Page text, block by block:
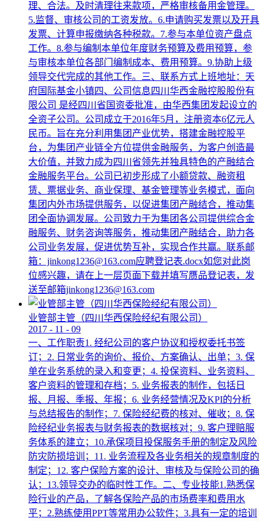
理、合法。及时清理往来款项，严格审核备用金管理。
5.监督、审核公司的工资发放。6.申请购买发票以及开具
发票、计算申报缴纳各种税款。7.参与本单位资产盘点
工作。8.参与编制本单位年度财务预算及费用预算，参
与审核本单位各部门编制成本、费用预算。9.协助上级
领导交代完成的其他工作。三、联系方式上班地址：天
府国际基金小镇四、公司信息四川华西金融控股股份有
限公司 是经四川省国资委批准，由华西集团发起设立的
全资子公司。公司成立于2016年5月，注册资本6亿元人
民币。旨在充分利用集团产业优势，搭建金融控股平
台，为集团产业链全方位提供金融服务，为客户创造最
大价值，并致力成为四川省领先并独具特色的产融结合
金融服务平台。公司已初步形成了小额贷款、融资租
赁、票据业务、商业保理、基金管理等业务模式，面向
集团内外市场提供服务，以促进集团产融结合，推动集
团全面协调发展。公司致力于为集团各公司提供综合金
融服务、财务咨询等服务，推动集团产融结合，助力各
公司业务发展，促进优势互补，实现合作共赢。联系邮
箱：jinkong1236@163.com应聘登记表.docx如您对此岗
位感兴趣，请在上一层页面下载并填写赝品登记表，发
送至邮箱jinkong1236@163.com
业管部主管（四川华西保险经纪有限公司）
2017 - 11 - 09
一、工作职责1. 经纪公司的客户协议和授权委托书签
订；2. 日常业务的询价、报价、方案确认、出单；3. 保
单在业务系统的录入和变更；4. 投保资料、业务资料、
客户资料的管理和存档；5. 业务报表的制作，包括日
报、月报、季报、年报；6. 业务经营情况及KPI的分析
与总结报告的制作；7. 保险经纪费的核对、催收；8. 保
险经纪业务报表与财务报表的数据核对；9. 客户理赔服
务体系的建立；10.承保项目投保服务手册的制定及风险
防灾防损培训；11. 业务流程及各业务相关的规章制度的
制定；12. 客户保险方案的设计、审核及与保险公司的确
认；13.领导交办的临时性工作。二、专业技能1.熟悉保
险行业的产品，了解各保险产品的市场费率和费用水
平；2.熟练使用PPT等常用办公软件；3.具有一定的培训